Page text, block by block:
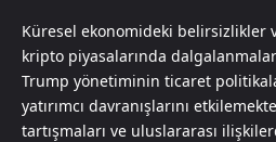
Küresel ekonomideki belirsizlikler
kripto piyasalarında
Trump yönetiminin ticaret
yatırımcı davranışlarını
tartışmaları ve uluslararası